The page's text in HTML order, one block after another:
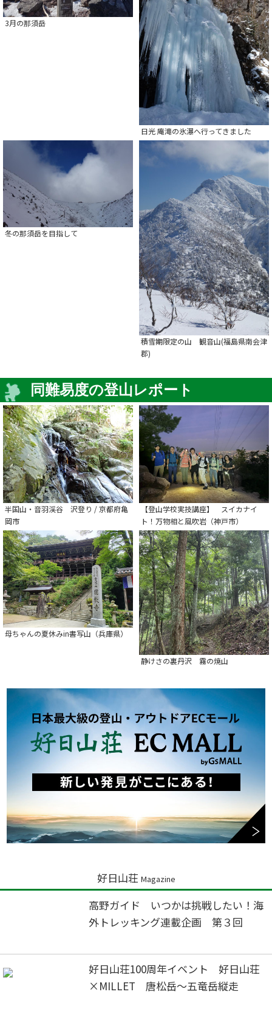
3月の那須岳
日光 庵滝の氷瀑へ行ってきました
冬の那須岳を目指して
積雪期限定の山 観音山(福島県南会津
郡)
同難易度の登山レポート
半国山・音羽渓谷 沢登り / 京都府亀
岡市
【登山学校実技講座】 スイカナイ
ト！万物相と風吹岩（神戸市）
母ちゃんの夏休みin書写山（兵庫県）
静けさの裏丹沢 霧の焼山
好日山荘 Magazine
高野ガイド いつかは挑戦したい！海
外トレッキング連載企画 第３回
好日山荘100周年イベント 好日山荘
×MILLET 唐松岳～五竜岳縦走